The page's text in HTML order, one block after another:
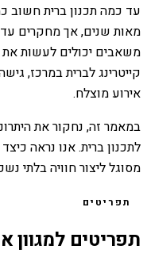
עד כמה תכנון ברית חשוב
מאות שנים, אך מחקרים
משאבים יכולים לעשות
קייטרינג לברית במרכז,
אירוע מוצלח.
במאמר זה, נחקור את
לתכנון ברית. אנו נראה
מסוגל ליצור חוויה בלתי
תפריטים
תפריטים למגוון